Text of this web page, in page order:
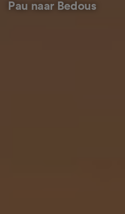
Pau naar Bedous